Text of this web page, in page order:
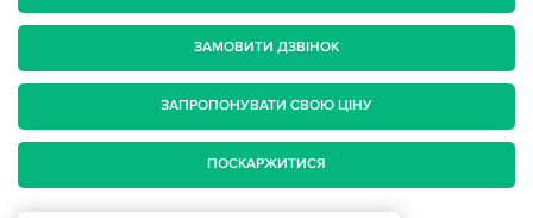
ЗАМОВИТИ ДЗВІНОК
ЗАПРОПОНУВАТИ СВОЮ ЦІНУ
ПОСКАРЖИТИСЯ